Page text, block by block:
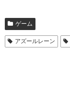
ゲーム
アズールレーン